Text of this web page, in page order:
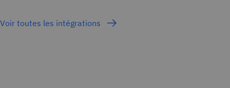
Voir toutes les intégrations